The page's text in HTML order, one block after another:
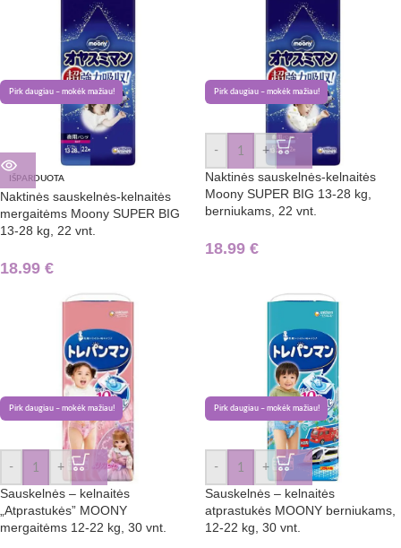
Pirk daugiau – mokėk mažiau!
IŠPARDUOTA
Naktinės sauskelnės-kelnaitės
mergaitėms Moony SUPER BIG
13-28 kg, 22 vnt.
18.99 €
Pirk daugiau – mokėk mažiau!
- +
Naktinės sauskelnės-kelnaitės
Moony SUPER BIG 13-28 kg,
berniukams, 22 vnt.
18.99 €
Pirk daugiau – mokėk mažiau!
- +
Sauskelnės – kelnaitės
„Atprastukės” MOONY
mergaitėms 12-22 kg, 30 vnt.
Pirk daugiau – mokėk mažiau!
- +
Sauskelnės – kelnaitės
atprastukės MOONY berniukams,
12-22 kg, 30 vnt.